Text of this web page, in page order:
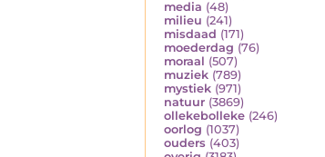
media (48)
milieu (241)
misdaad (171)
moederdag (76)
moraal (507)
muziek (789)
mystiek (971)
natuur (3869)
ollekebolleke (246)
oorlog (1037)
ouders (403)